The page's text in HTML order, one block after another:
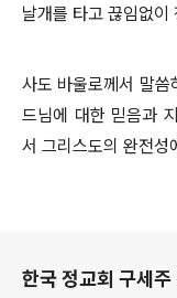
날개를 타고 끊임없이
사도 바울로께서 말
드님에 대한 믿음과
서 그리스도의 완전
한국 정교회 구세주